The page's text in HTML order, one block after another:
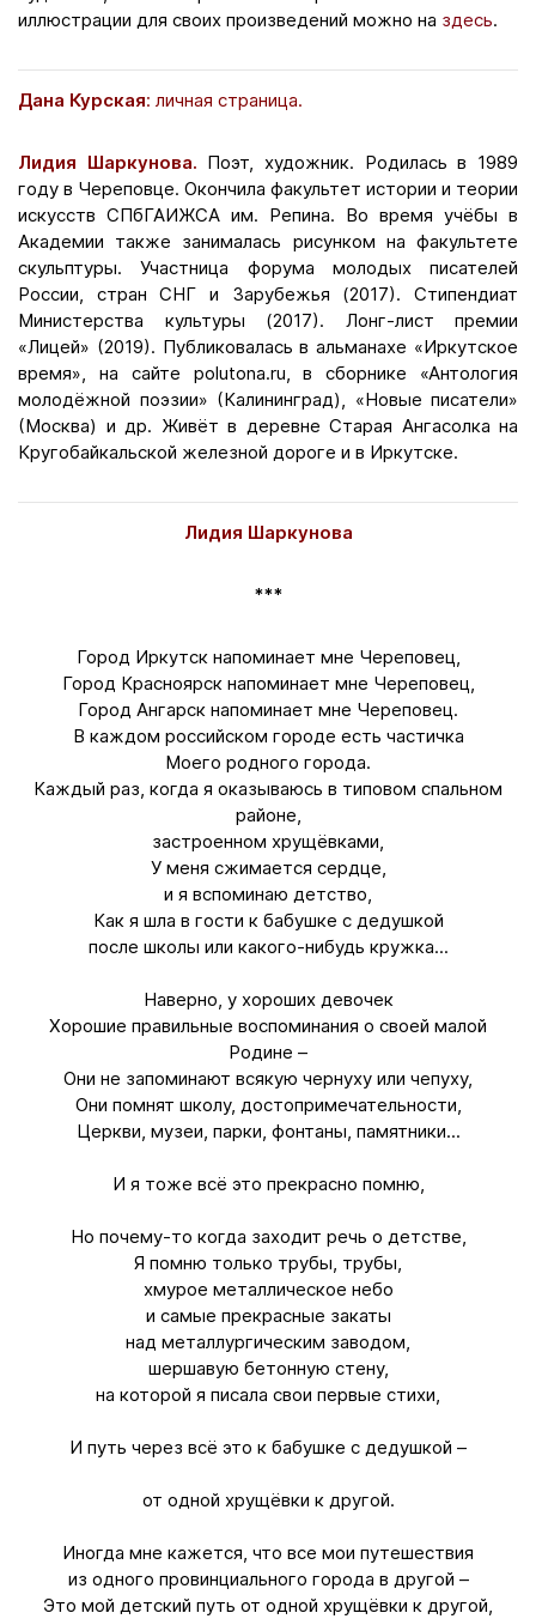
иллюстрации для своих произведений можно на здесь.
Дана Курская: личная страница.
Лидия Шаркунова. Поэт, художник. Родилась в 1989
году в Череповце. Окончила факультет истории и теории
искусств СПбГАИЖСА им. Репина. Во время учёбы в
Академии также занималась рисунком на факультете
скульптуры. Участница форума молодых писателей
России, стран СНГ и Зарубежья (2017). Стипендиат
Министерства культуры (2017). Лонг-лист премии
«Лицей» (2019). Публиковалась в альманахе «Иркутское
время», на сайте polutona.ru, в сборнике «Антология
молодёжной поэзии» (Калининград), «Новые писатели»
(Москва) и др. Живёт в деревне Старая Ангасолка на
Кругобайкальской железной дороге и в Иркутске.
Лидия Шаркунова
***
Город Иркутск напоминает мне Череповец,
Город Красноярск напоминает мне Череповец,
Город Ангарск напоминает мне Череповец.
В каждом российском городе есть частичка
Моего родного города.
Каждый раз, когда я оказываюсь в типовом спальном
районе,
застроенном хрущёвками,
У меня сжимается сердце,
и я вспоминаю детство,
Как я шла в гости к бабушке с дедушкой
после школы или какого-нибудь кружка...
Наверно, у хороших девочек
Хорошие правильные воспоминания о своей малой
Родине –
Они не запоминают всякую чернуху или чепуху,
Они помнят школу, достопримечательности,
Церкви, музеи, парки, фонтаны, памятники...
И я тоже всё это прекрасно помню,
Но почему-то когда заходит речь о детстве,
Я помню только трубы, трубы,
хмурое металлическое небо
и самые прекрасные закаты
над металлургическим заводом,
шершавую бетонную стену,
на которой я писала свои первые стихи,
И путь через всё это к бабушке с дедушкой –
от одной хрущёвки к другой.
Иногда мне кажется, что все мои путешествия
из одного провинциального города в другой –
Это мой детский путь от одной хрущёвки к другой,